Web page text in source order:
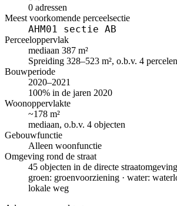
0 adressen
Meest voorkomende perceelsectie
AHM01 sectie AB
Perceeloppervlak
mediaan 387 m²
Spreiding 328–523 m², o.b.v. 4 percelen
Bouwperiode
2020–2021
100% in de jaren 2020
Woonoppervlakte
~178 m²
mediaan, o.b.v. 4 objecten
Gebouwfunctie
Alleen woonfunctie
Omgeving rond de straat
45 objecten in de directe straatomgeving
groen: groenvoorziening · water:
lokale weg